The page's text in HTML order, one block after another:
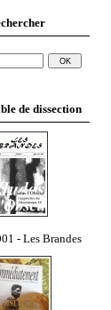
de dissection
- Les Brandes